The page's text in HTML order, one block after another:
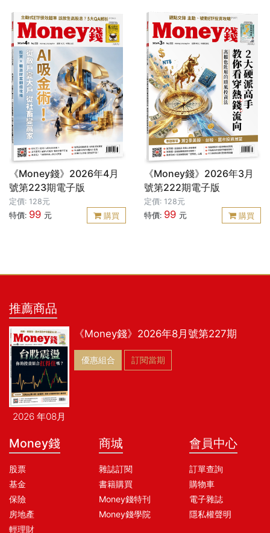
《Money錢》2026年4月
號第223期電子版
定價: 128元
特價: 99 元 購買
《Money錢》2026年3月
號第222期電子版
定價: 128元
特價: 99 元 購買
推薦商品
2026 年08月
《Money錢》2026年8月號第227期
優惠組合 訂閱當期
Money錢
股票
基金
保險
房地產
輕理財
商城
雜誌訂閱
書籍購買
Money錢特刊
Money錢學院
會員中心
訂單查詢
購物車
電子雜誌
隱私權聲明